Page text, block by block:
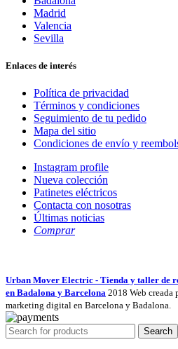
Madrid
Valencia
Sevilla
Enlaces de interés
Política de privacidad
Términos y condiciones
Seguimiento de tu pedido
Mapa del sitio
Condiciones de envío y
Instagram profile
Nueva colección
Patinetes eléctricos
Contacta con nosotras
Últimas noticias
Comprar
Urban Mover Electric - Tienda y taller de
en Badalona y Barcelona 2018 Web creada
marketing digital en Barcelona y Badalona.
Search